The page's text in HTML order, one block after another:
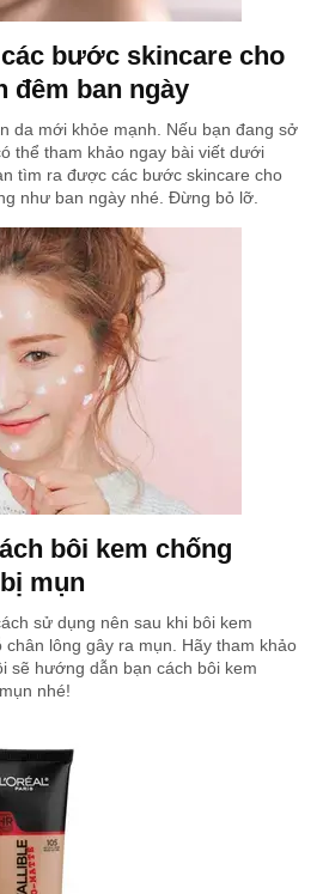
bước skincare cho
đêm ban ngày
da mới khỏe mạnh. Nếu bạn đang sở
thể tham khảo ngay bài viết dưới
tìm ra được các bước skincare cho
như ban ngày nhé. Đừng bỏ lỡ.
bôi kem chống
mụn
sử dụng nên sau khi bôi kem
lông gây ra mụn. Hãy tham khảo
sẽ hướng dẫn bạn cách bôi kem
nhé!